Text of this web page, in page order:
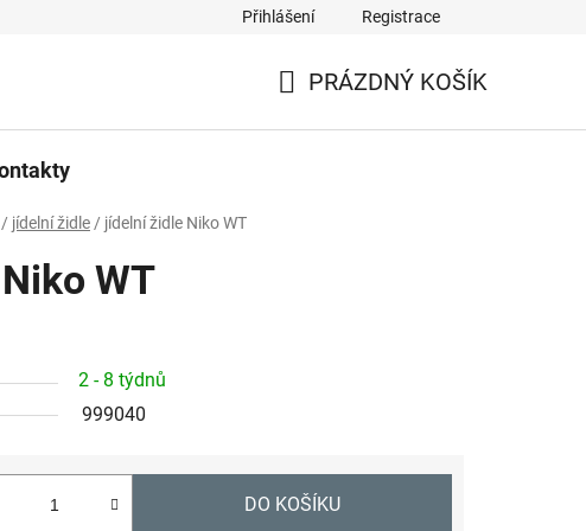
Přihlášení Registrace
PRÁZDNÝ KOŠÍK
/ jídelní židle / jídelní židle Niko WT
WT
2 - 8 týdnů
999040
DO KOŠÍKU